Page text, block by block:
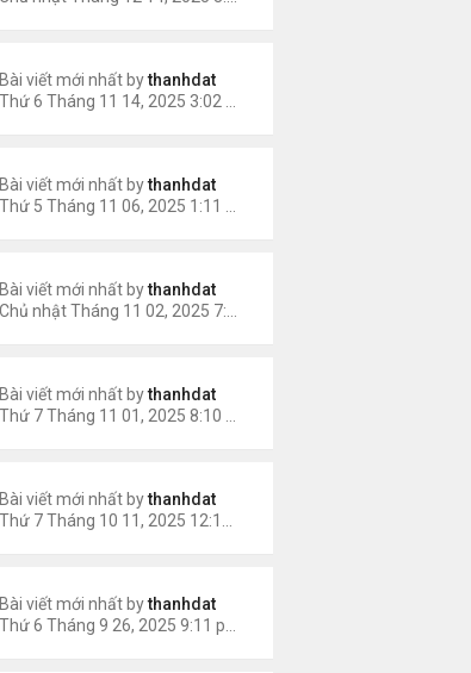
Bài viết mới nhất bythanhdat
Bài viết mới nhất bythanhdat
Bài viết mới nhất bythanhdat
Bài viết mới nhất bythanhdat
Bài viết mới nhất bythanhdat
Bài viết mới nhất bythanhdat